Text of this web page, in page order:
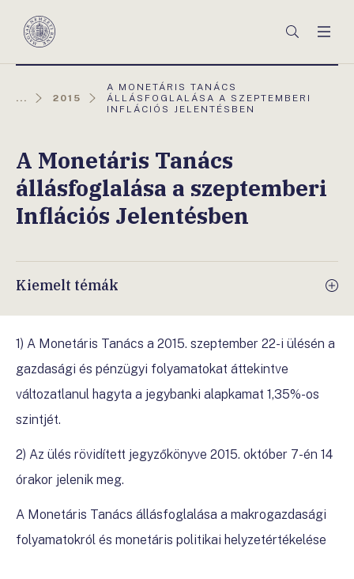
Magyar
Keresés
... 2015
AKTUÁLIS
OLDAL:
A MONETÁRIS TANÁCS
ÁLLÁSFOGLALÁSA A SZEPTEMBERI
INFLÁCIÓS JELENTÉSBEN
A Monetáris Tanács
állásfoglalása a szeptemberi
Inflációs Jelentésben
Kiemelt témák
1) A Monetáris Tanács a 2015. szeptember 22-i ülésén a
gazdasági és pénzügyi folyamatokat áttekintve
változatlanul hagyta a jegybanki alapkamat 1,35%-os
szintjét.
2) Az ülés rövidített jegyzőkönyve 2015. október 7-én 14
órakor jelenik meg.
A Monetáris Tanács állásfoglalása a makrogazdasági
folyamatokról és monetáris politikai helyzetértékelése